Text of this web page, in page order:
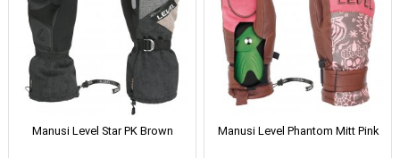
Manusi Level Star PK Brown Manusi Level Phantom Mitt Pink